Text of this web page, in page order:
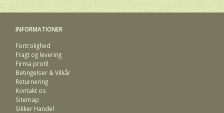
INFORMATIONER
Fortrolighed
Fragt og levering
Firma profil
Betingelser & Vilkår
Returnering
Kontakt os
Sitemap
Sikker Handel